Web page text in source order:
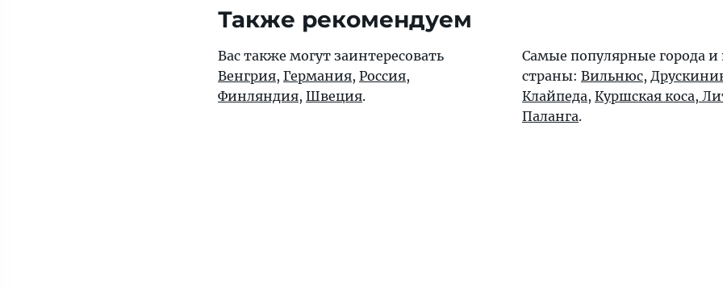
Также рекомендуем
Вас также могут заинтересовать
Венгрия, Германия, Россия,
Финляндия, Швеция.
Самые популярные города и
страны: Вильнюс,
Клайпеда, Куршская коса,
Паланга.